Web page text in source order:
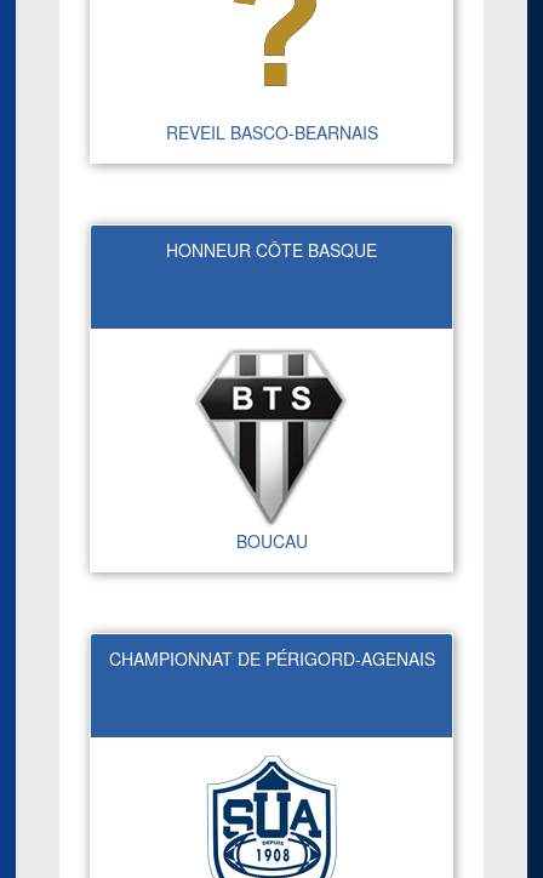
REVEIL BASCO-BEARNAIS
HONNEUR CÔTE BASQUE
BOUCAU
CHAMPIONNAT DE PÉRIGORD-AGENAIS